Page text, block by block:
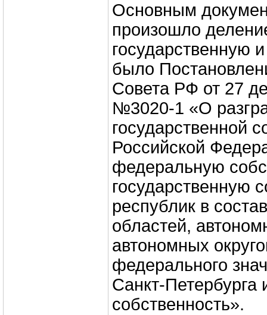
Основным
произошло
государственную
было
Совета РФ от 27
№3020-1 «О
государственной
Российской
федеральную
государственную
республик в
областей,
автономных
федерального
Санкт-
собственность».